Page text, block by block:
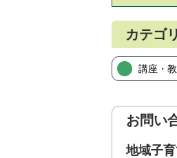
カテゴ
講座・
お問い
地域子